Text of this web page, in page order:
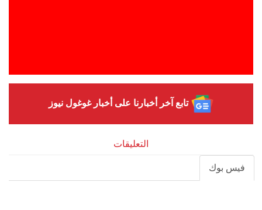
تابع آخر أخبارنا على أخبار غوغول نيوز
التعليقات
فيس بوك